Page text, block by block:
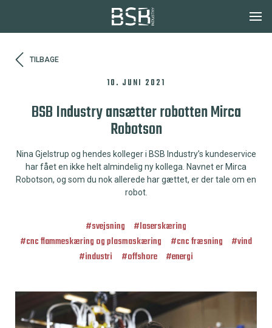
TILBAGE
10. JUNI 2021
BSB Industry ansætter robotten Mirca
Robotson
Nina Gjelstrup og hendes kolleger i BSB Industry’s kundeservice
har fået en ikke helt almindelig ny kollega. Navnet er Mirca
Robotson, og som du nok allerede har gættet, er der tale om en
robot.
#svejsning #laserskæring
#cnc flammeskæring og plasmaskæring #cnc fræsning #vind
#industri #offshore #energi